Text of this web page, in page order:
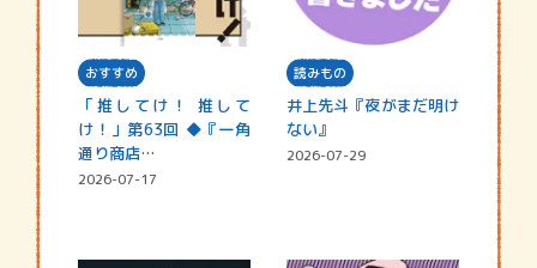
おすすめ
「推してけ！ 推して
け！」第63回 ◆『一角
通り商店…
2026-07-17
読みもの
井上先斗『夜がまだ明け
ない』
2026-07-29